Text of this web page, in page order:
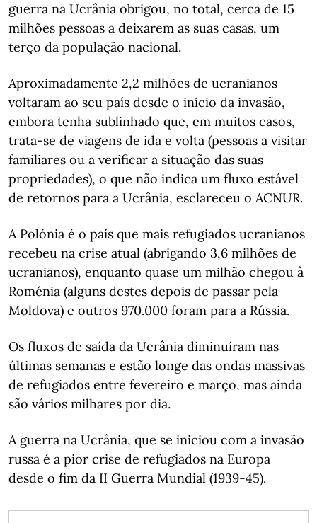
guerra na Ucrânia obrigou, no total, cerca de 15
milhões pessoas a deixarem as suas casas, um
terço da população nacional.
Aproximadamente 2,2 milhões de ucranianos
voltaram ao seu país desde o início da invasão,
embora tenha sublinhado que, em muitos casos,
trata-se de viagens de ida e volta (pessoas a visitar
familiares ou a verificar a situação das suas
propriedades), o que não indica um fluxo estável
de retornos para a Ucrânia, esclareceu o ACNUR.
A Polónia é o país que mais refugiados ucranianos
recebeu na crise atual (abrigando 3,6 milhões de
ucranianos), enquanto quase um milhão chegou à
Roménia (alguns destes depois de passar pela
Moldova) e outros 970.000 foram para a Rússia.
Os fluxos de saída da Ucrânia diminuíram nas
últimas semanas e estão longe das ondas massivas
de refugiados entre fevereiro e março, mas ainda
são vários milhares por dia.
A guerra na Ucrânia, que se iniciou com a invasão
russa é a pior crise de refugiados na Europa
desde o fim da II Guerra Mundial (1939-45).